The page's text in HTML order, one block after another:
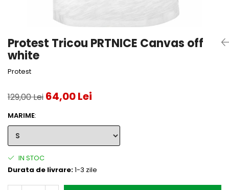
Accesorii teren tenis
Testeaza rachete
Protest Tricou PRTNICE Canvas off
white
Protest
129,00 Lei 64,00 Lei
MARIME:
IN STOC
Durata de livrare:1-3 zile